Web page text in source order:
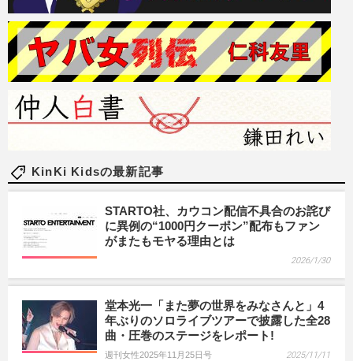
KinKi Kidsの最新記事
STARTO社、カウコン配信不具合のお詫び
に異例の“1000円クーポン”配布もファン
がまたもモヤる理由とは
2026/1/30
堂本光一「また夢の世界をみなさんと」4
年ぶりのソロライブツアーで披露した全28
曲・圧巻のステージをレポート!
週刊女性2025年11月25日号 2025/11/11